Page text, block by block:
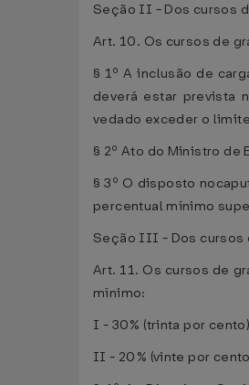
Seção II - Dos cursos
Art. 10. Os cursos de
§ 1º A inclusão de
deverá estar prevista
vedado exceder o
§ 2º Ato do Ministro de
§ 3º O disposto
percentual mínimo
Seção III - Dos cursos
Art. 11. Os cursos de
mínimo:
I - 30% (trinta por
II - 20% (vinte por